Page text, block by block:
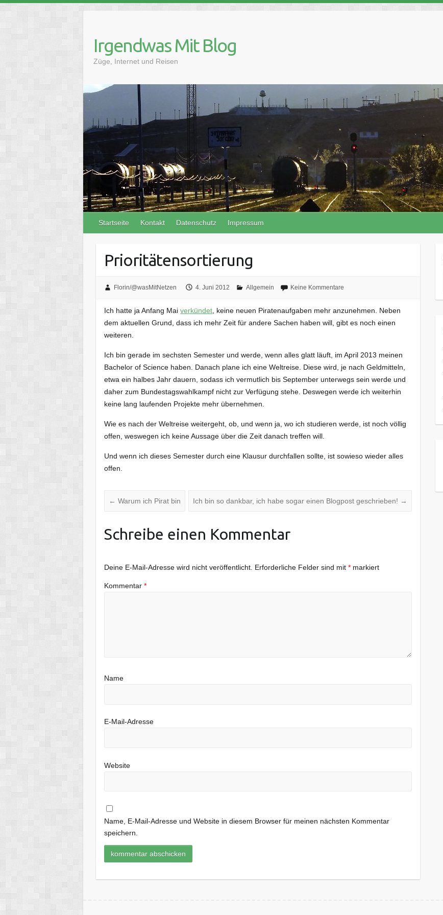
content
Irgendwas Mit Blog
Züge, Internet und Reisen
Startseite Kontakt Datenschutz Impressum
Prioritätensortierung
Florin/@wasMitNetzen 4. Juni 2012 Allgemein Keine Kommentare
Ich hatte ja Anfang Maiverkündet , keine neuen Piratenaufgaben mehr anzunehmen. Neben
dem aktuellen Grund, dass ich mehr Zeit für andere Sachen haben will, gibt es noch einen
weiteren.
Ich bin gerade im sechsten Semester und werde, wenn alles glatt läuft, im April 2013 meinen
Bachelor of Science haben. Danach plane ich eine Weltreise. Diese wird, je nach Geldmitteln,
etwa ein halbes Jahr dauern, sodass ich vermutlich bis September unterwegs sein werde und
daher zum Bundestagswahlkampf nicht zur Verfügung stehe. Deswegen werde ich weiterhin
keine lang laufenden Projekte mehr übernehmen.
Wie es nach der Weltreise weitergeht, ob, und wenn ja, wo ich studieren werde, ist noch völlig
offen, weswegen ich keine Aussage über die Zeit danach treffen will.
Und wenn ich dieses Semester durch eine Klausur durchfallen sollte, ist sowieso wieder alles
offen.
← Warum ich Pirat bin Ich bin so dankbar, ich habe sogar einen Blogpost geschrieben! →
Schreibe einen Kommentar
Deine E-Mail-Adresse wird nicht veröffentlicht. Erforderliche Felder sind mit* markiert
Kommentar*
Name
E-Mail-Adresse
Website
Name, E-Mail-Adresse und Website in diesem Browser für meinen nächsten Kommentar
speichern.